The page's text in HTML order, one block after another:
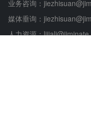
业务咨询：
媒体垂询：
人力资源：